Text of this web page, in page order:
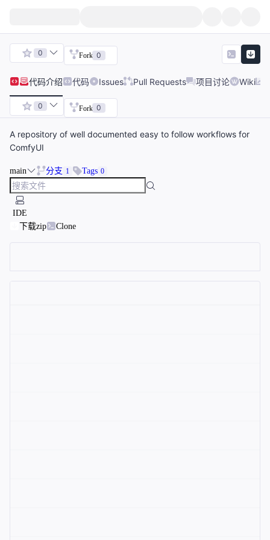
0 Fork 0
代码介绍 代码 Issues Pull Requests 项目讨论 Wiki
0 Fork 0
A repository of well documented easy to follow workflows for
ComfyUI
main 分支 1 Tags 0
IDE
下载zip
Clone